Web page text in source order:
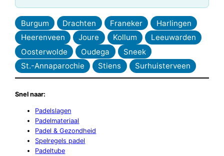
Burgum Drachten Franeker
Harlingen
Heerenveen
Joure Kollum
Leeuwarden
Oosterwolde
Oudega
Sneek
St.-Annaparochie
Stiens Surhuisterveen
Snel naar:
Padelslagen
Padelmateriaal
Padel & Gezondheid
Spelregels padel
Padeltube